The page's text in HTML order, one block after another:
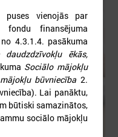
vienojās par
fondu finansējuma
4.3.1.4. pasākuma
daudzdzīvokļu ēkās,
Sociālo mājokļu
būvniecība 2.
Lai panāktu,
būtiski samazinātos,
sociālo mājokļu